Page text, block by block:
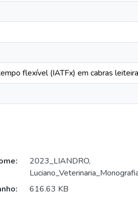
flexível (IATFx) em cabras
2023_LIANDRO,
616.63 KB